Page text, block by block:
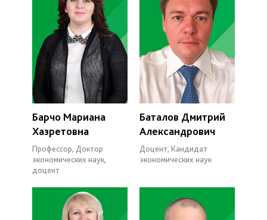
Барчо Мариана
Хазретовна
Профессор, Доктор
экономических наук,
доцент
Баталов Дмитрий
Александрович
Доцент, Кандидат
экономических наук